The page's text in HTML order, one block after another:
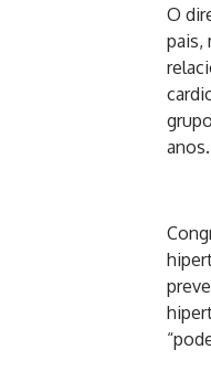
O
pais,
anos.